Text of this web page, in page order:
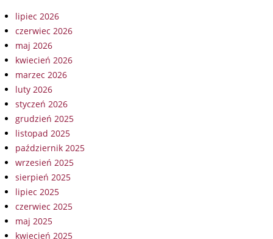
lipiec 2026
czerwiec 2026
maj 2026
kwiecień 2026
marzec 2026
luty 2026
styczeń 2026
grudzień 2025
listopad 2025
październik 2025
wrzesień 2025
sierpień 2025
lipiec 2025
czerwiec 2025
maj 2025
kwiecień 2025